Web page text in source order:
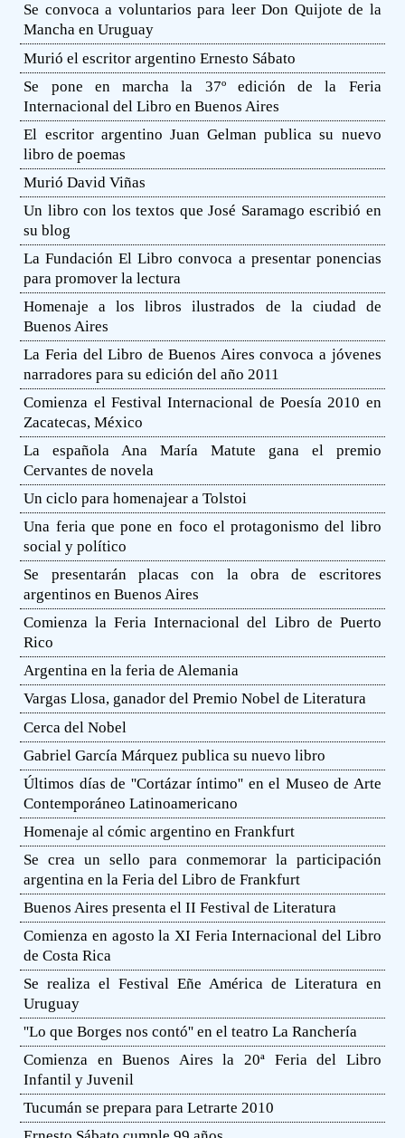
Se convoca a voluntarios para leer Don Quijote de la
Mancha en Uruguay
Murió el escritor argentino Ernesto Sábato
Se pone en marcha la 37º edición de la Feria
Internacional del Libro en Buenos Aires
El escritor argentino Juan Gelman publica su nuevo
libro de poemas
Murió David Viñas
Un libro con los textos que José Saramago escribió en
su blog
La Fundación El Libro convoca a presentar ponencias
para promover la lectura
Homenaje a los libros ilustrados de la ciudad de
Buenos Aires
La Feria del Libro de Buenos Aires convoca a jóvenes
narradores para su edición del año 2011
Comienza el Festival Internacional de Poesía 2010 en
Zacatecas, México
La española Ana María Matute gana el premio
Cervantes de novela
Un ciclo para homenajear a Tolstoi
Una feria que pone en foco el protagonismo del libro
social y político
Se presentarán placas con la obra de escritores
argentinos en Buenos Aires
Comienza la Feria Internacional del Libro de Puerto
Rico
Argentina en la feria de Alemania
Vargas Llosa, ganador del Premio Nobel de Literatura
Cerca del Nobel
Gabriel García Márquez publica su nuevo libro
Últimos días de ''Cortázar íntimo'' en el Museo de Arte
Contemporáneo Latinoamericano
Homenaje al cómic argentino en Frankfurt
Se crea un sello para conmemorar la participación
argentina en la Feria del Libro de Frankfurt
Buenos Aires presenta el II Festival de Literatura
Comienza en agosto la XI Feria Internacional del Libro
de Costa Rica
Se realiza el Festival Eñe América de Literatura en
Uruguay
''Lo que Borges nos contó'' en el teatro La Ranchería
Comienza en Buenos Aires la 20ª Feria del Libro
Infantil y Juvenil
Tucumán se prepara para Letrarte 2010